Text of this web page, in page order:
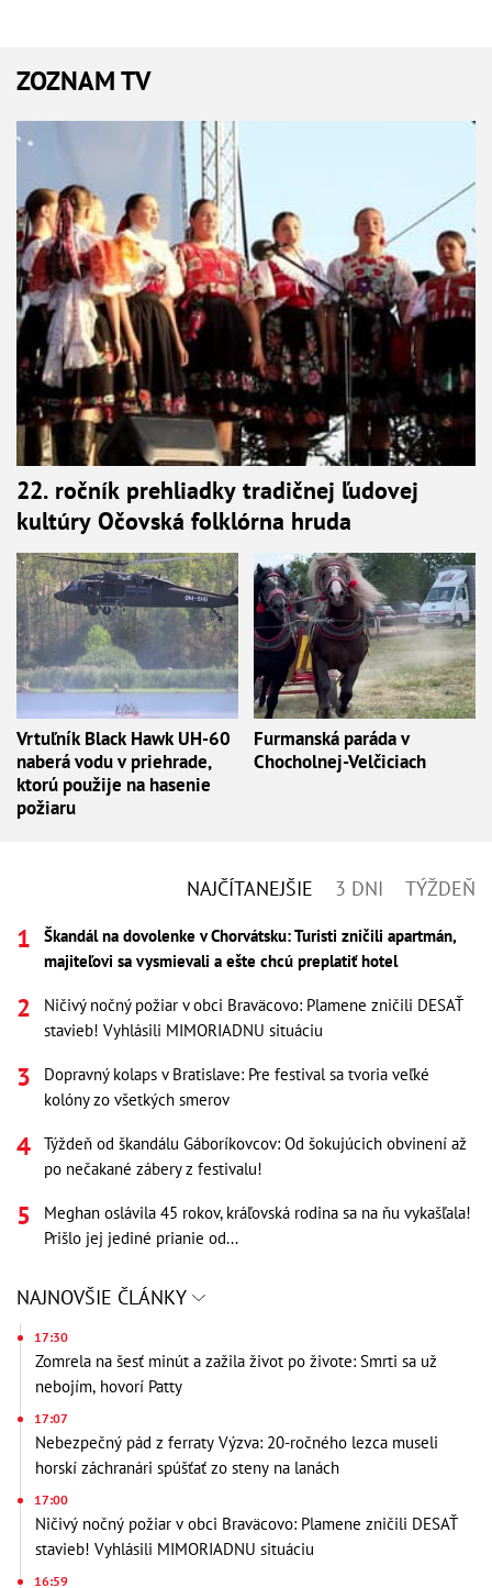
ZOZNAM TV
22. ročník prehliadky tradičnej ľudovej
kultúry Očovská folklórna hruda
Vrtuľník Black Hawk UH-60
naberá vodu v priehrade,
ktorú použije na hasenie
požiaru
Furmanská paráda v
Chocholnej-Velčiciach
NAJČÍTANEJŠIE 3 DNI TÝŽDEŇ
Škandál na dovolenke v Chorvátsku: Turisti zničili apartmán,
majiteľovi sa vysmievali a ešte chcú preplatiť hotel
Ničivý nočný požiar v obci Braväcovo: Plamene zničili DESAŤ
stavieb! Vyhlásili MIMORIADNU situáciu
Dopravný kolaps v Bratislave: Pre festival sa tvoria veľké
kolóny zo všetkých smerov
Týždeň od škandálu Gáboríkovcov: Od šokujúcich obvinení až
po nečakané zábery z festivalu!
Meghan oslávila 45 rokov, kráľovská rodina sa na ňu vykašľala!
Prišlo jej jediné prianie od...
NAJNOVŠIE ČLÁNKY
17:30
Zomrela na šesť minút a zažila život po živote: Smrti sa už
nebojím, hovorí Patty
17:07
Nebezpečný pád z ferraty Výzva: 20-ročného lezca museli
horskí záchranári spúšťať zo steny na lanách
17:00
Ničivý nočný požiar v obci Braväcovo: Plamene zničili DESAŤ
stavieb! Vyhlásili MIMORIADNU situáciu
16:59